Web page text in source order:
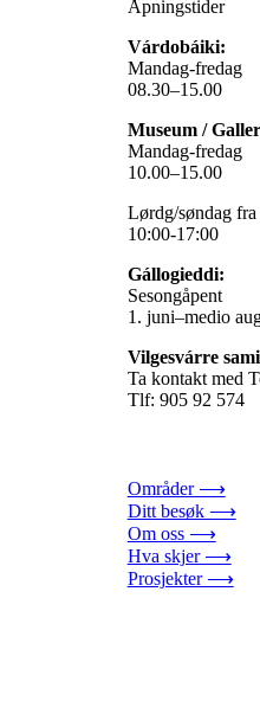
Åpningstider
Várdobáiki:
Mandag-fredag
08.30–15.00
Museum /
Mandag-fredag
10.00–15.00
Lørdg/søndag
10:00-17:00
Gállogieddi:
Sesongåpent
1. juni–medio
Vilgesvárre
Ta kontakt med
Tlf: 905 92 574
Områder ⟶
Ditt besøk ⟶
Om oss ⟶
Hva skjer ⟶
Prosjekter ⟶